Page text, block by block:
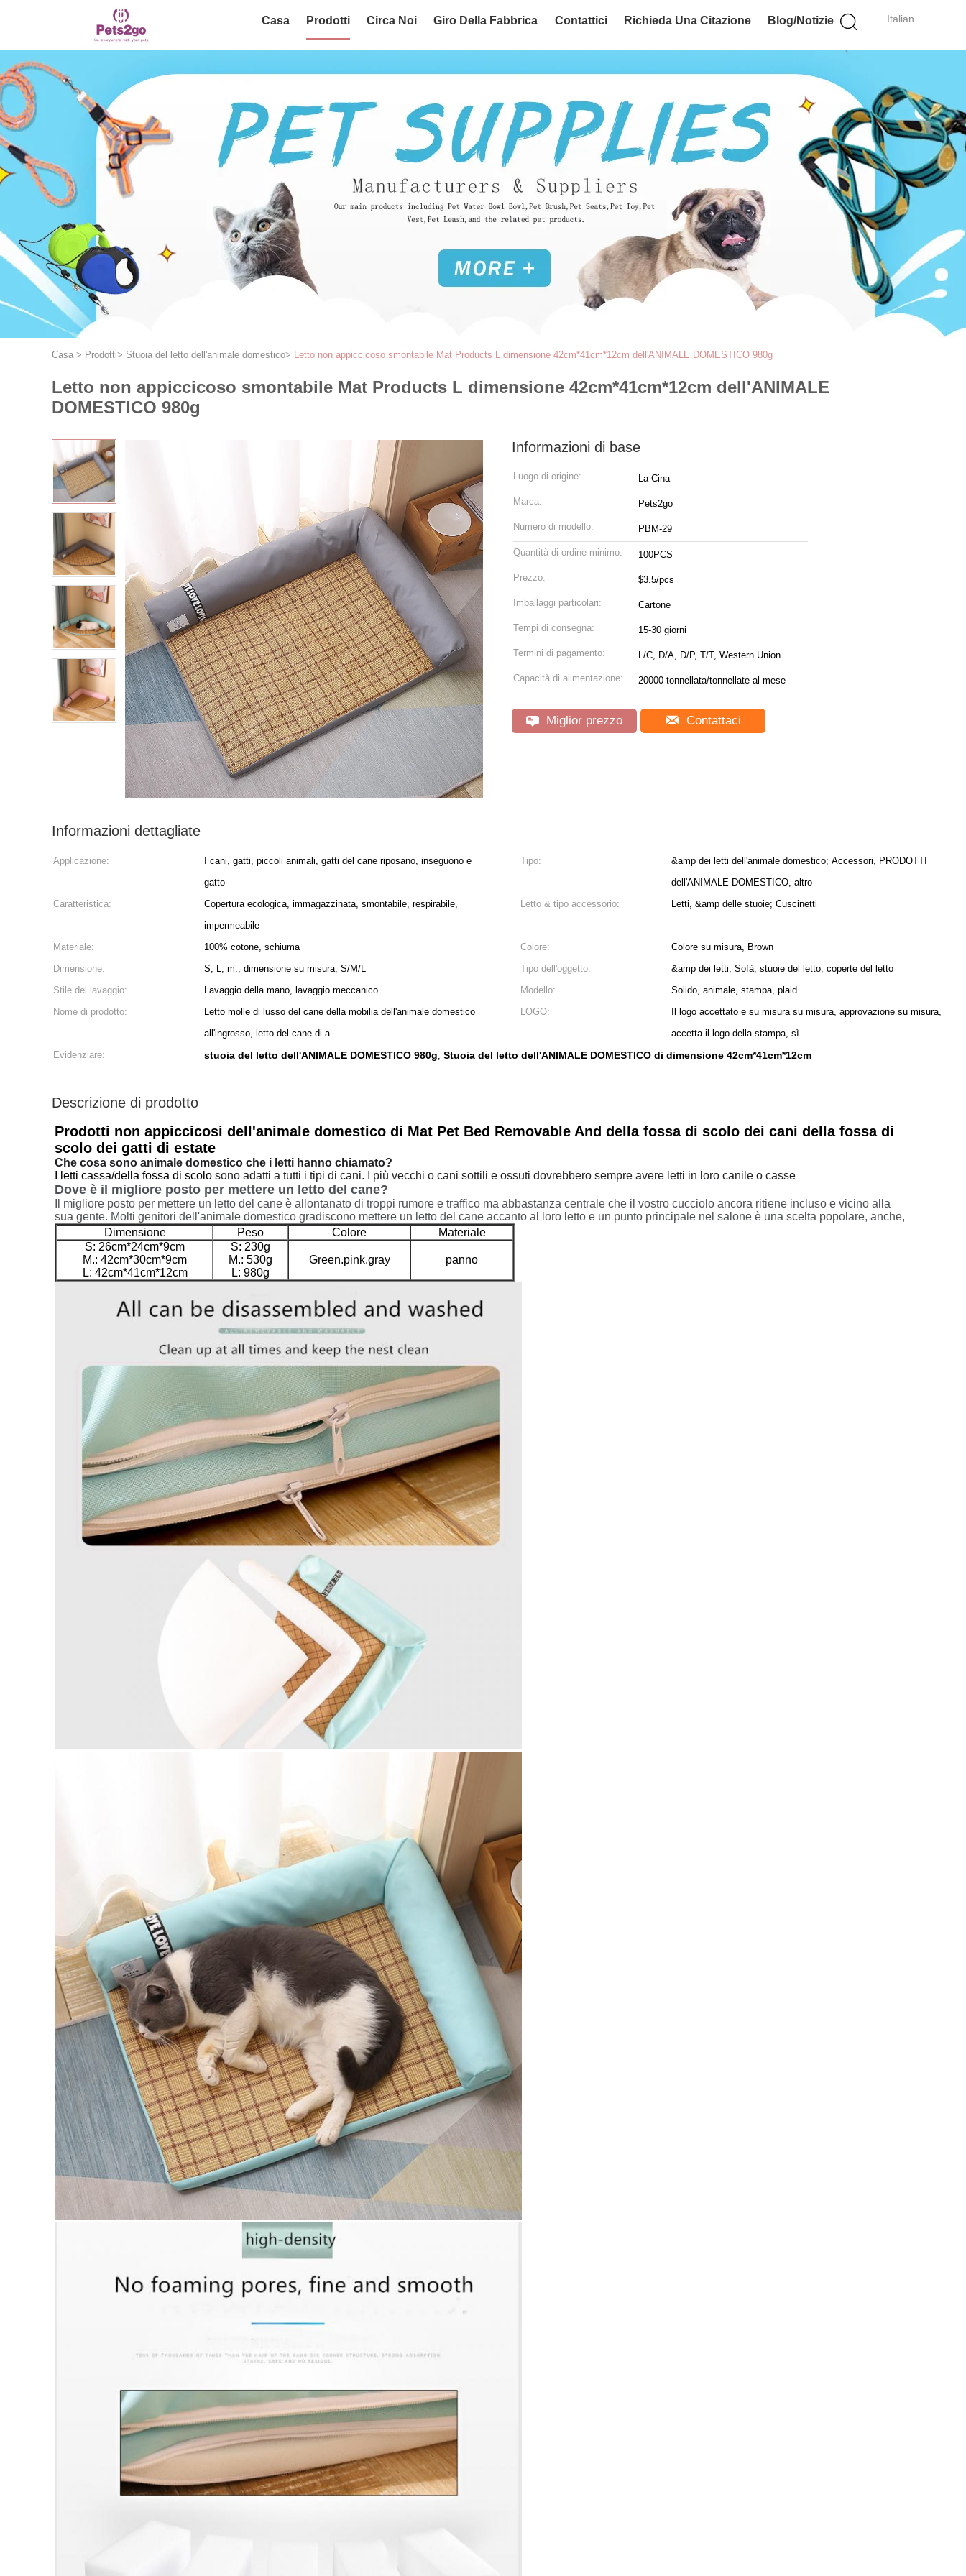
Italian
Casa Prodotti Circa Noi Giro Della Fabbrica Contattici Richieda Una Citazione Blog/notizie
Casa > Prodotti> Stuoia del letto dell'animale domestico> Letto non appiccicoso smontabile Mat Products L dimensione 42cm*41cm*12cm dell'ANIMALE DOMESTICO 980g
Letto non appiccicoso smontabile Mat Products L dimensione 42cm*41cm*12cm dell'ANIMALE
DOMESTICO 980g
Informazioni di base
Luogo di origine: La Cina
Marca: Pets2go
Numero di modello: PBM-29
Quantità di ordine minimo: 100PCS
Prezzo: $3.5/pcs
Imballaggi particolari: Cartone
Tempi di consegna: 15-30 giorni
Termini di pagamento: L/C, D/A, D/P, T/T, Western Union
Capacità di alimentazione: 20000 tonnellata/tonnellate al mese
Miglior prezzo Contattaci
Informazioni dettagliate
Applicazione:
I cani, gatti, piccoli animali, gatti del cane riposano, inseguono e
gatto
Tipo:
&amp dei letti dell'animale domestico; Accessori, PRODOTTI
dell'ANIMALE DOMESTICO, altro
Caratteristica:
Copertura ecologica, immagazzinata, smontabile, respirabile,
impermeabile
Letto & tipo accessorio: Letti, &amp delle stuoie; Cuscinetti
Materiale: 100% cotone, schiuma Colore:
Colore su misura, Brown
Dimensione:
S, L, m., dimensione su misura, S/M/L Tipo dell'oggetto:
&amp dei letti; Sofà, stuoie del letto, coperte del letto
Stile del lavaggio:
Lavaggio della mano, lavaggio meccanico Modello:
Solido, animale, stampa, plaid
Nome di prodotto:
Letto molle di lusso del cane della mobilia dell'animale domestico
all'ingrosso, letto del cane di a
LOGO:
Il logo accettato e su misura su misura, approvazione su misura,
accetta il logo della stampa, sì
Evidenziare:
stuoia del letto dell'ANIMALE DOMESTICO 980g, Stuoia del letto dell'ANIMALE DOMESTICO di dimensione 42cm*41cm*12cm
Descrizione di prodotto
Prodotti non appiccicosi dell'animale domestico di Mat Pet Bed Removable And della fossa di scolo dei cani della fossa di
scolo dei gatti di estate
Che cosa sono animale domestico che i letti hanno chiamato?
I letti cassa/della fossa di scolo sono adatti a tutti i tipi di cani. I più vecchi o cani sottili e ossuti dovrebbero sempre avere letti in loro canile o casse
Dove è il migliore posto per mettere un letto del cane?
Il migliore posto per mettere un letto del cane è allontanato di troppi rumore e traffico ma abbastanza centrale che il vostro cucciolo ancora ritiene incluso e vicino alla
sua gente. Molti genitori dell'animale domestico gradiscono mettere un letto del cane accanto al loro letto e un punto principale nel salone è una scelta popolare, anche,
Dimensione
Peso Colore
Materiale
S: 26cm*24cm*9cm
M.: 42cm*30cm*9cm
L: 42cm*41cm*12cm
S: 230g
M.: 530g
L: 980g
Green.pink.gray panno